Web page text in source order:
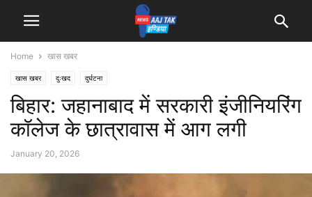
Home खास खबर
खास खबर दुःखद दुर्घटना
बिहार: जहानाबाद में सरकारी इंजीनियरिंग
कॉलेज के छात्रावास में आग लगी
January 20, 2026